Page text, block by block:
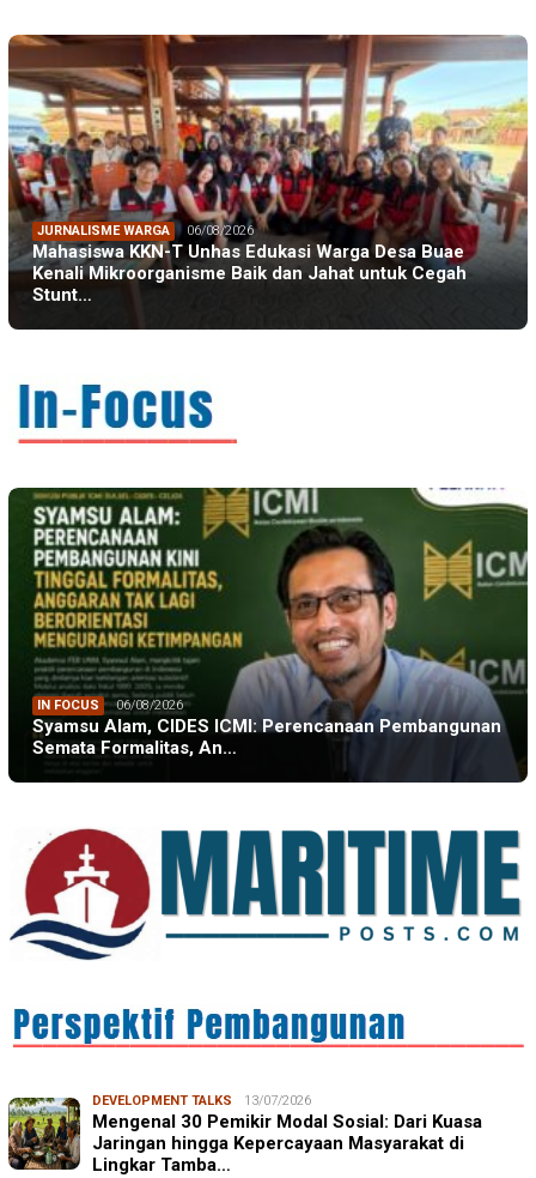
JURNALISME WARGA 06/08/2026
Mahasiswa KKN-T Unhas Edukasi Warga Desa Buae
Kenali Mikroorganisme Baik dan Jahat untuk Cegah
Stunt…
IN FOCUS 06/08/2026
Syamsu Alam, CIDES ICMI: Perencanaan Pembangunan
Semata Formalitas, An…
DEVELOPMENT TALKS 13/07/2026
Mengenal 30 Pemikir Modal Sosial: Dari Kuasa
Jaringan hingga Kepercayaan Masyarakat di
Lingkar Tamba…